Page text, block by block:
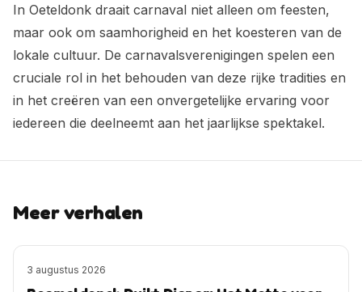
In Oeteldonk draait carnaval niet alleen om feesten,
maar ook om saamhorigheid en het koesteren van de
lokale cultuur. De carnavalsverenigingen spelen een
cruciale rol in het behouden van deze rijke tradities en
in het creëren van een onvergetelijke ervaring voor
iedereen die deelneemt aan het jaarlijkse spektakel.
Meer verhalen
3 augustus 2026